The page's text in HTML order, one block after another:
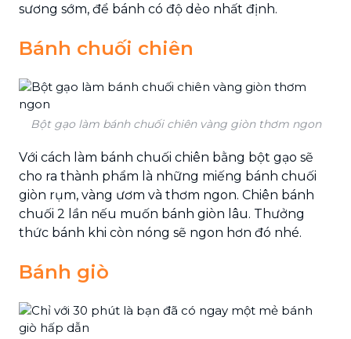
sương sớm, để bánh có độ dẻo nhất định.
Bánh chuối chiên
Bột gạo làm bánh chuối chiên vàng giòn thơm ngon
Với cách làm bánh chuối chiên bằng bột gạo sẽ
cho ra thành phẩm là những miếng bánh chuối
giòn rụm, vàng ươm và thơm ngon. Chiên bánh
chuối 2 lần nếu muốn bánh giòn lâu. Thưởng
thức bánh khi còn nóng sẽ ngon hơn đó nhé.
Bánh giò